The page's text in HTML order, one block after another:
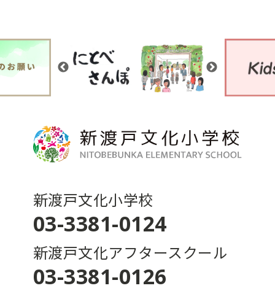
新渡戸文化小学校
03-3381-0124
新渡戸文化アフタースクール
03-3381-0126